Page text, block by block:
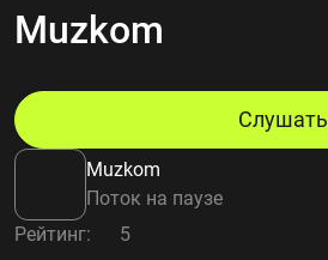
Радиостанции
Страны
Избранное
О нас
Добавить радиостанцию
Muzkom
Muzkom
Поток на паузе
Слушать
Рейтинг: 5